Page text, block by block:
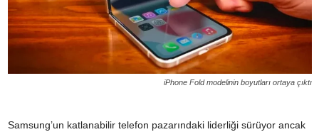
iPhone Fold modelinin boyutları ortaya çıktı
Samsung’un katlanabilir telefon pazarındaki liderliği sürüyor ancak